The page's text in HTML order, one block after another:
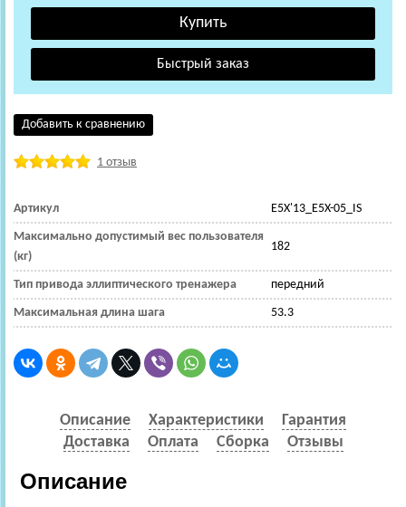
Добавить к сравнению
1 отзыв
Артикул E5X'13_E5X-05_IS
Максимально допустимый вес пользователя
(кг)
182
Тип привода эллиптического тренажера передний
Максимальная длина шага 53.3
Описание Характеристики
Гарантия
Доставка
Оплата Сборка Отзывы
Описание